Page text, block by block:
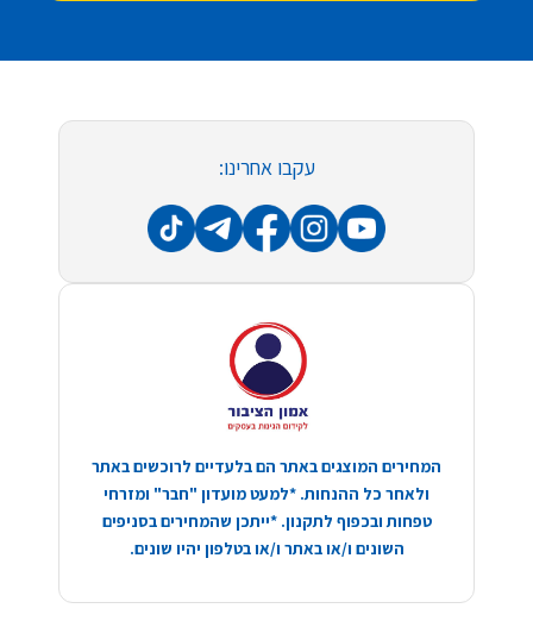
עקבו אחרינו:
המחירים המוצגים באתר הם בלעדיים לרוכשים באתר
ולאחר כל ההנחות. *למעט מועדון "חבר" ומזרחי
טפחות ובכפוף לתקנון. *ייתכן שהמחירים בסניפים
השונים ו/או באתר ו/או בטלפון יהיו שונים.